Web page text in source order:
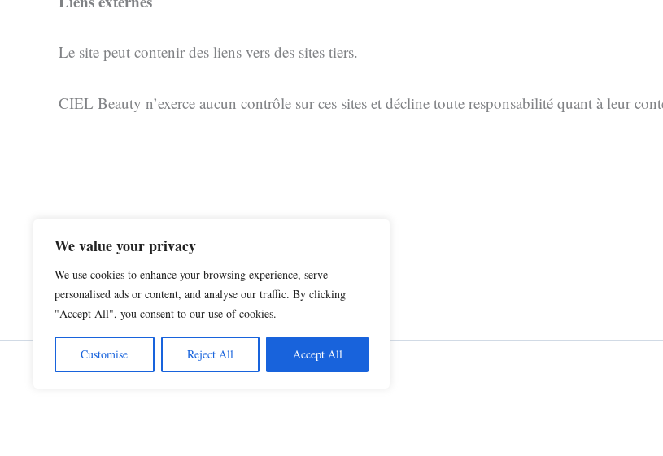
We value your privacy
We use cookies to enhance your browsing experience, serve
personalised ads or content, and analyse our traffic. By clicking
"Accept All", you consent to our use of cookies.
Customise Reject All Accept All
Le site peut contenir des liens vers des sites tiers.
CIEL Beauty n’exerce aucun contrôle sur ces sites et décline toute responsabilité quant à leur